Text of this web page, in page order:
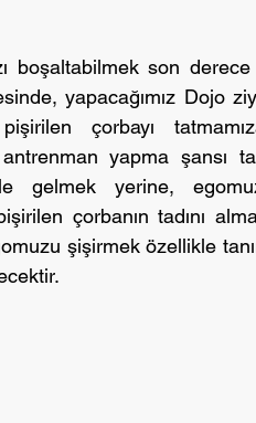
boşaltabilmek son
yapacağımız Dojo
çorbayı
yapma şansı
gelmek yerine,
çorbanın tadını alma
şişirmek özellikle